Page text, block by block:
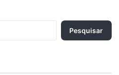
Pesquisar